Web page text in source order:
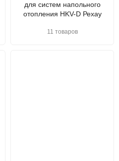
для систем напольного
отопления HKV-D Рехау
11 товаров